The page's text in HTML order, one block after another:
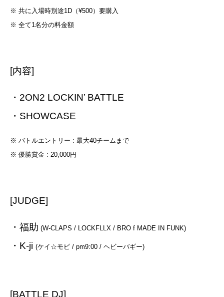
※ 共に入場時別途1D（¥500）要購入
※ 全て1名分の料金額
[内容]
・2ON2 LOCKIN’ BATTLE
・SHOWCASE
※ バトルエントリー : 最大40チームまで
※ 優勝賞金 : 20,000円
[JUDGE]
・福助 (W-CLAPS / LOCKFLLX / BRO f MADE IN FUNK)
・K-ji (ケイ☆モピ / pm9:00 / ヘビーバギー)
[BATTLE DJ]